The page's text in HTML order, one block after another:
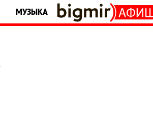
МУЗЫКА